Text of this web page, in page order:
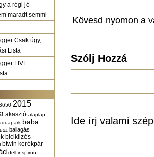
a régi jó
maradt semmi
Csak úgy,
Lista
LIVE
2015
akasztó alaplap
baba
ballagás
biciklizés
btwin kerékpár
dell inspiron
Kövesd nyomon a
Szólj Hozzá
Ide írj valami